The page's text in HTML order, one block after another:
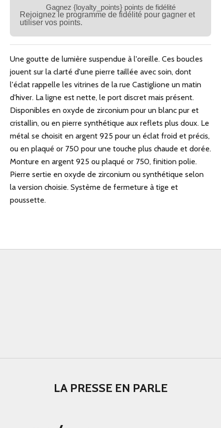
Gagnez {loyalty_points} points de fidélité
Rejoignez le programme de fidélité pour gagner et
utiliser vos points.
Une goutte de lumière suspendue à l'oreille. Ces boucles
jouent sur la clarté d'une pierre taillée avec soin, dont
l'éclat rappelle les vitrines de la rue Castiglione un matin
d'hiver. La ligne est nette, le port discret mais présent.
Disponibles en oxyde de zirconium pour un blanc pur et
cristallin, ou en pierre synthétique aux reflets plus doux. Le
métal se choisit en argent 925 pour un éclat froid et précis,
ou en plaqué or 750 pour une touche plus chaude et dorée.
Monture en argent 925 ou plaqué or 750, finition polie.
Pierre sertie en oxyde de zirconium ou synthétique selon
la version choisie. Système de fermeture à tige et
poussette.
LA PRESSE EN PARLE